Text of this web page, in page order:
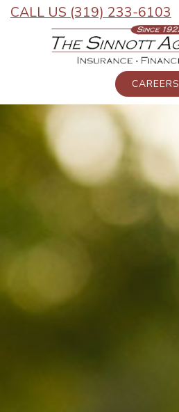
CALL US (319) 233-6103
CAREERS